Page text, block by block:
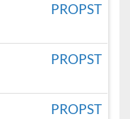
PROPST
PROPST
PROPST